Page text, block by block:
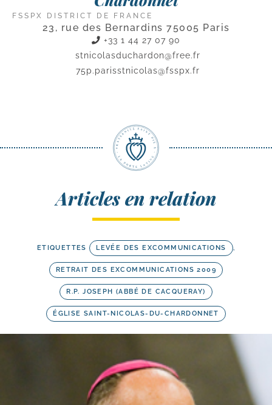
FSSPX DISTRICT DE FRANCE
23, rue des Bernardins 75005 Paris
+33 1 44 27 07 90
stnicolasduchardon@free.fr
75p.parisstnicolas@fsspx.fr
Articles en relation
ETIQUETTES LEVÉE DES EXCOMMUNICATIONS ,
RETRAIT DES EXCOMMUNICATIONS 2009
R.P. JOSEPH (ABBÉ DE CACQUERAY)
ÉGLISE SAINT-NICOLAS-DU-CHARDONNET